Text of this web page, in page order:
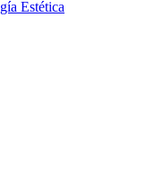
Estética